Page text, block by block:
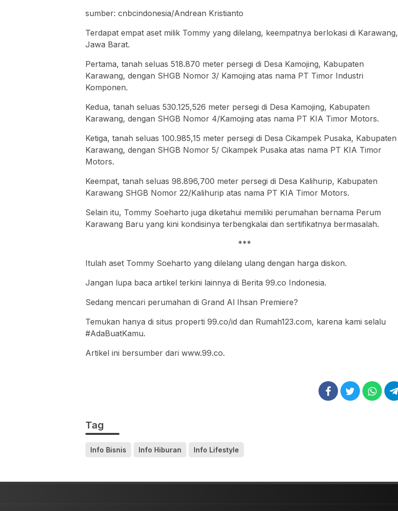
sumber: cnbcindonesia/Andrean Kristianto
Terdapat empat aset milik Tommy yang dilelang, keempatnya berlokasi di Karawang,
Jawa Barat.
Pertama, tanah seluas 518.870 meter persegi di Desa Kamojing, Kabupaten
Karawang, dengan SHGB Nomor 3/ Kamojing atas nama PT Timor Industri
Komponen.
Kedua, tanah seluas 530.125,526 meter persegi di Desa Kamojing, Kabupaten
Karawang, dengan SHGB Nomor 4/Kamojing atas nama PT KIA Timor Motors.
Ketiga, tanah seluas 100.985,15 meter persegi di Desa Cikampek Pusaka, Kabupaten
Karawang, dengan SHGB Nomor 5/ Cikampek Pusaka atas nama PT KIA Timor
Motors.
Keempat, tanah seluas 98.896,700 meter persegi di Desa Kalihurip, Kabupaten
Karawang SHGB Nomor 22/Kalihurip atas nama PT KIA Timor Motors.
Selain itu, Tommy Soeharto juga diketahui memiliki perumahan bernama Perum
Karawang Baru yang kini kondisinya terbengkalai dan sertifikatnya bermasalah.
***
Itulah aset Tommy Soeharto yang dilelang ulang dengan harga diskon.
Jangan lupa baca artikel terkini lainnya di Berita 99.co Indonesia.
Sedang mencari perumahan di Grand Al Ihsan Premiere?
Temukan hanya di situs properti 99.co/id dan Rumah123.com, karena kami selalu
#AdaBuatKamu.
Artikel ini bersumber dari www.99.co.
Tag
Info Bisnis Info Hiburan Info Lifestyle